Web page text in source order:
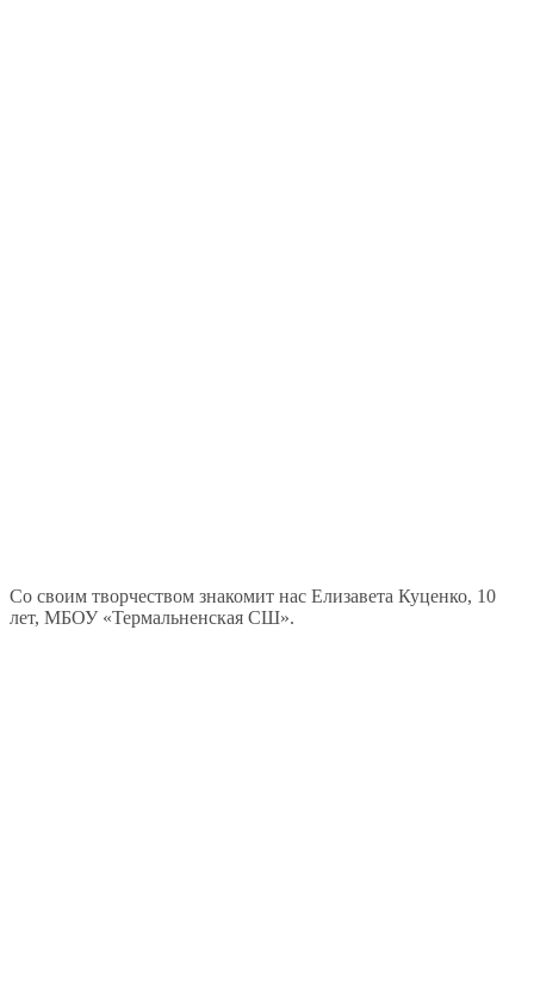
Со своим творчеством знакомит нас Елизавета Куценко, 10
лет, МБОУ «Термальненская СШ».